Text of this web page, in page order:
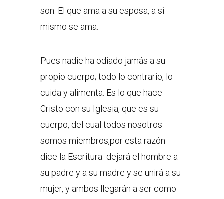
son. El que ama a su esposa, a sí
mismo se ama.
Pues nadie ha odiado jamás a su
propio cuerpo; todo lo contrario, lo
cuida y alimenta. Es lo que hace
Cristo con su Iglesia, que es su
cuerpo, del cual todos nosotros
somos miembros,por esta razón
dice la Escritura dejará el hombre a
su padre y a su madre y se unirá a su
mujer, y ambos llegarán a ser como